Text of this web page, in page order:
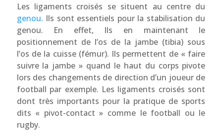
Les ligaments croisés se situent au centre du
genou. Ils sont essentiels pour la stabilisation du
genou. En effet, Ils en maintenant le
positionnement de l’os de la jambe (tibia) sous
l’os de la cuisse (fémur). Ils permettent de « faire
suivre la jambe » quand le haut du corps pivote
lors des changements de direction d’un joueur de
football par exemple. Les ligaments croisés sont
dont très importants pour la pratique de sports
dits « pivot-contact » comme le football ou le
rugby.